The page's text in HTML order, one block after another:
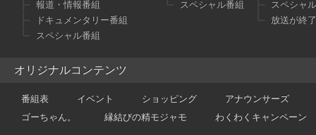
報道・情報番組
ドキュメンタリー番組
スペシャル番組
スペシャル番組
スペシャ
放送が終
オリジナルコンテンツ
番組表 イベント ショッピング
アナウンサーズ
ゴーちゃん。
縁結びの精モジャモ わくわくキャンペーン